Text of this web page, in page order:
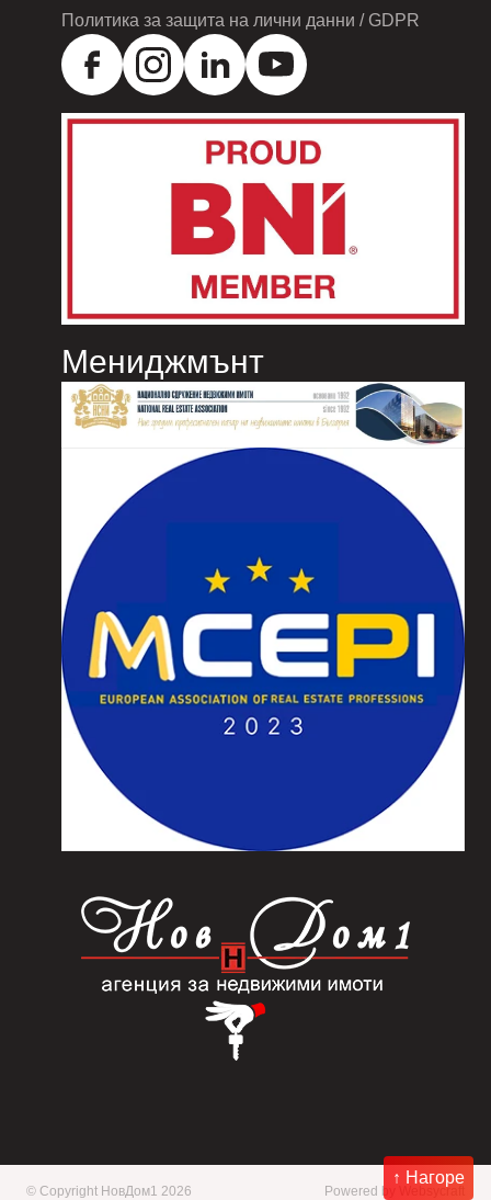
↑ Нагоре
Политика за защита на лични данни / GDPR
Мениджмънт
© Copyright НовДом1 2026 Powered by Websycraft